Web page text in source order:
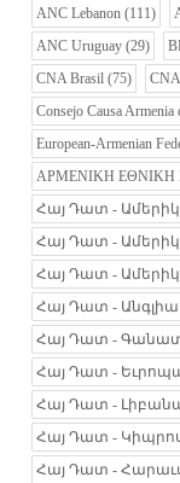
ANC Lebanon (111)
ANC Uruguay (29)
CNA Brasil (75)
Consejo Causa Armenia
European-Armenian
ΑΡΜΕΝΙΚΗ ΕΘΝΙΚΗ
Հայ Դատ -
Հայ Դատ -
Հայ Դատ -
Հայ Դատ - Անգլիա
Հայ Դատ -
Հայ Դատ -
Հայ Դատ -
Հայ Դատ -
Հայ Դատ -